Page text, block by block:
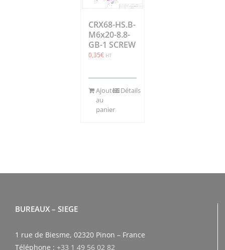
CRX68-HS.B-
M6x20-8.8-
GB-1 SCREW
0,35€ HT
Ajouter
au
panier
Détails
BUREAUX – SIEGE
1 rue de Biesme, 02320 Pinon – France
Téléphone : +33 1 49 56 02 82